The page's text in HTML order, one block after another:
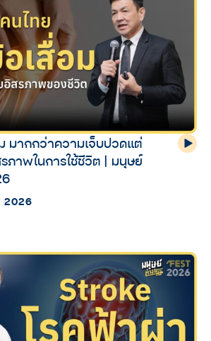
มากกว่าความเจ็บปวดแต่
ภาพในการใช้ชีวิต | มนุษย์
2026